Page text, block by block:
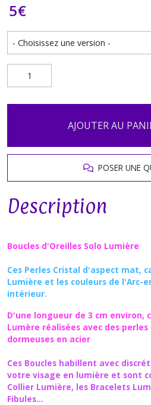
5€
AJOUTER AU
POSER UNE
Description
Boucles d'Oreilles Solo Lumière
Ces Perles Cristal d'aspect mat,
Lumière et les couleurs de l'Arc-
intérieur.
D'une longueur de 3 cm environ,
Lumère réalisées avec des
dormeuses en acier
Ces Boucles habillent avec
votre visage en lumière et sont
Collier Lumière, les Bracelets
Fibules...